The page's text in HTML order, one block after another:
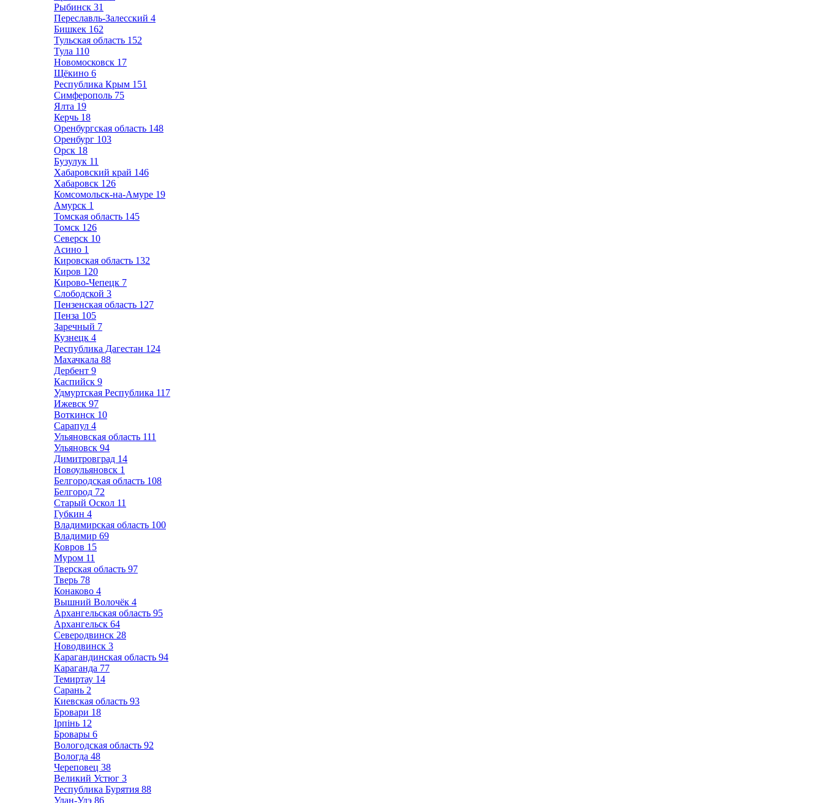
Рыбинск 31
Переславль-Залесский 4
Бишкек 162
Тульская область 152
Тула 110
Новомосковск 17
Щёкино 6
Республика Крым 151
Симферополь 75
Ялта 19
Керчь 18
Оренбургская область 148
Оренбург 103
Орск 18
Бузулук 11
Хабаровский край 146
Хабаровск 126
Комсомольск-на-Амуре 19
Амурск 1
Томская область 145
Томск 126
Северск 10
Асино 1
Кировская область 132
Киров 120
Кирово-Чепецк 7
Слободской 3
Пензенская область 127
Пенза 105
Заречный 7
Кузнецк 4
Республика Дагестан 124
Махачкала 88
Дербент 9
Каспийск 9
Удмуртская Республика 117
Ижевск 97
Воткинск 10
Сарапул 4
Ульяновская область 111
Ульяновск 94
Димитровград 14
Новоульяновск 1
Белгородская область 108
Белгород 72
Старый Оскол 11
Губкин 4
Владимирская область 100
Владимир 69
Ковров 15
Муром 11
Тверская область 97
Тверь 78
Конаково 4
Вышний Волочёк 4
Архангельская область 95
Архангельск 64
Северодвинск 28
Новодвинск 3
Карагандинская область 94
Караганда 77
Темиртау 14
Сарань 2
Киевская область 93
Бровари 18
Ірпінь 12
Бровары 6
Вологодская область 92
Вологда 48
Череповец 38
Великий Устюг 3
Республика Бурятия 88
Улан-Удэ 86